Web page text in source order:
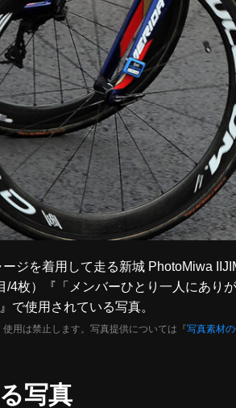
ージを着用して走る新城 PhotoMiwa
/4枚）『「メンバーひとり一人にあ
で使用されている写真。
用は禁止します。写真提供については『写真素材
写真